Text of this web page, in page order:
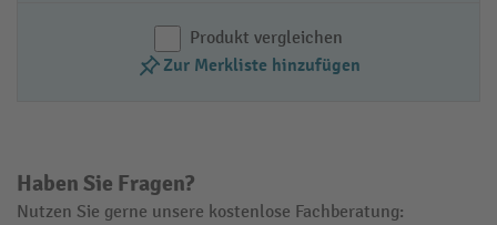
Produkt vergleichen
Zur Merkliste hinzufügen
Haben Sie Fragen?
Nutzen Sie gerne unsere kostenlose Fachberatung: